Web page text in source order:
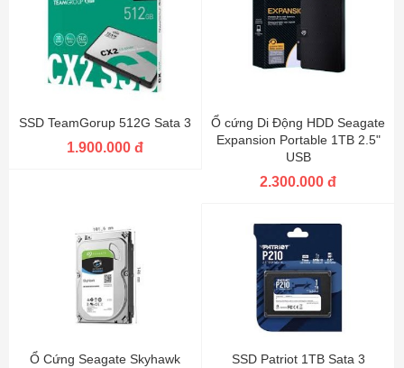
SSD TeamGorup 512G Sata 3
1.900.000 đ
Ổ cứng Di Động HDD Seagate
Expansion Portable 1TB 2.5"
USB
2.300.000 đ
Ổ Cứng Seagate Skyhawk
SSD Patriot 1TB Sata 3